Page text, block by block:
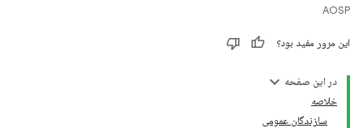
AOSP
این مرور مفید بود؟
در این صفحه
خلاصه
سازندگان عمومی